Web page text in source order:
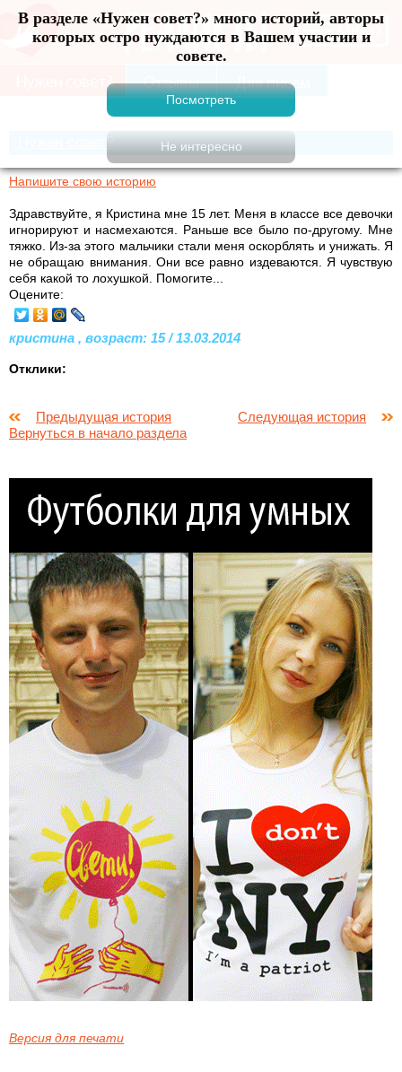
В разделе «Нужен совет?» много историй, авторы
которых остро нуждаются в Вашем участии и
совете.
Меню
Нужен совет?
Напишите свою историю
Здравствуйте, я Кристина мне 15 лет. Меня в классе все девочки
игнорируют и насмехаются. Раньше все было по-другому. Мне
тяжко. Из-за этого мальчики стали меня оскорблять и унижать. Я
не обращаю внимания. Они все равно издеваются. Я чувствую
себя какой то лохушкой. Помогите...
Оцените:
кристина , возраст: 15 / 13.03.2014
Отклики:
Предыдущая история
Следующая история
Вернуться в начало раздела
Версия для печати